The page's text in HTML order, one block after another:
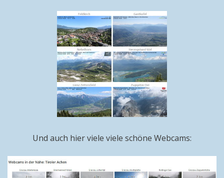
Und auch hier viele viele schöne Webcams: